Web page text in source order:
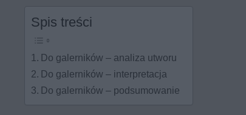
Spis treści
Do galerników – analiza utworu
Do galerników – interpretacja
Do galerników – podsumowanie